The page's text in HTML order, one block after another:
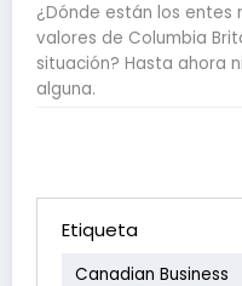
¿Dónde están los entes
valores de Columbia
situación? Hasta ahora
alguna.
Etiqueta
Canadian Business